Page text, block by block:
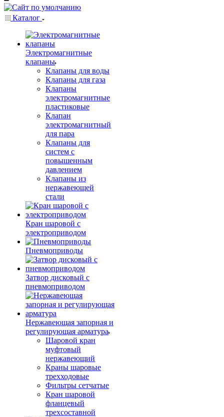
Каталог
Электромагнитные
клапаны
Клапаны для воды
Клапаны для газа
Клапаны
электромагнитные
пластиковые
Клапан
электромагнитный
для пара
Клапаны для
систем с
повышенным
давлением
Клапаны из
нержавеющей
стали
Кран шаровой с
электроприводом
Пневмоприводы
Затвор дисковый с
пневмоприводом
Нержавеющая запорная и
регулирующая арматура
Шаровой кран
муфтовый
нержавеющий
Краны шаровые
трехходовые
Фильтры сетчатые
Кран шаровой
фланцевый
трехсоставной